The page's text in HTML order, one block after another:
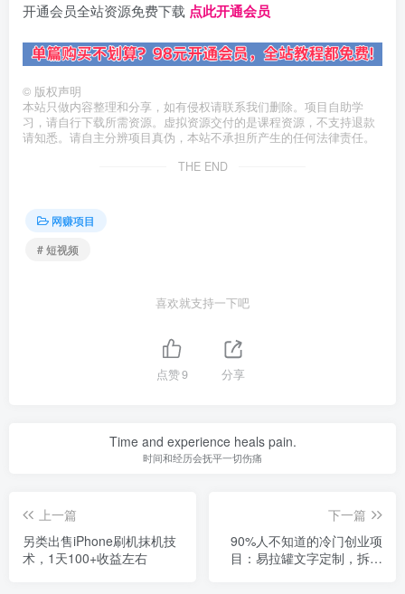
开通会员全站资源免费下载 点此开通会员
© 版权声明
本站只做内容整理和分享，如有侵权请联系我们删除。项目自助学
习，请自行下载所需资源。虚拟资源交付的是课程资源，不支持退款
请知悉。请自主分辨项目真伪，本站不承担所产生的任何法律责任。
THE END
网赚项目
# 短视频
喜欢就支持一下吧
点赞9 分享
Time and experience heals pain.
时间和经历会抚平一切伤痛
上一篇
另类出售iPhone刷机抹机技
术，1天100+收益左右
下一篇
90%人不知道的冷门创业项
目：易拉罐文字定制，拆解